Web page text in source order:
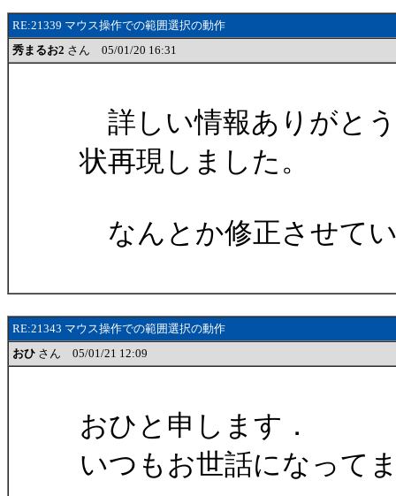
RE:21339 マウス操作での範囲選択の動作
秀まるお2 さん 05/01/20 16:31
詳しい情報ありがと
状再現しました。
なんとか修正させて
RE:21343 マウス操作での範囲選択の動作
おひ さん 05/01/21 12:09
おひと申します．
いつもお世話になって